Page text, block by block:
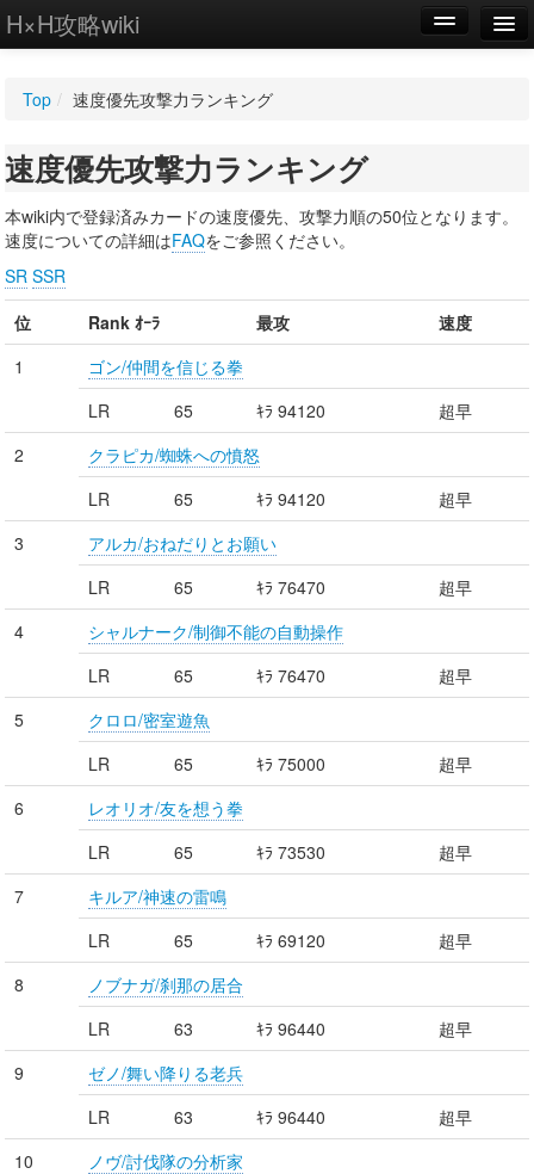
H×H攻略wiki
WIKI
設定
Top / 速度優先攻撃力ランキング
速度優先攻撃力ランキング
本wiki内で登録済みカードの速度優先、攻撃力順の50位となります。
速度についての詳細はFAQをご参照ください。
SR SSR
位
Rank ｵｰﾗ 最攻
速度
1
ゴン/仲間を信じる拳
LR
65 ｷﾗ 94120
超早
2
クラピカ/蜘蛛への憤怒
LR
65 ｷﾗ 94120
超早
3
アルカ/おねだりとお願い
LR
65 ｷﾗ 76470
超早
4
シャルナーク/制御不能の自動操作
LR
65 ｷﾗ 76470
超早
5
クロロ/密室遊魚
LR
65 ｷﾗ 75000
超早
6
レオリオ/友を想う拳
LR
65 ｷﾗ 73530
超早
7
キルア/神速の雷鳴
LR
65 ｷﾗ 69120
超早
8
ノブナガ/刹那の居合
LR
63 ｷﾗ 96440
超早
9
ゼノ/舞い降りる老兵
LR
63 ｷﾗ 96440
超早
10
ノヴ/討伐隊の分析家